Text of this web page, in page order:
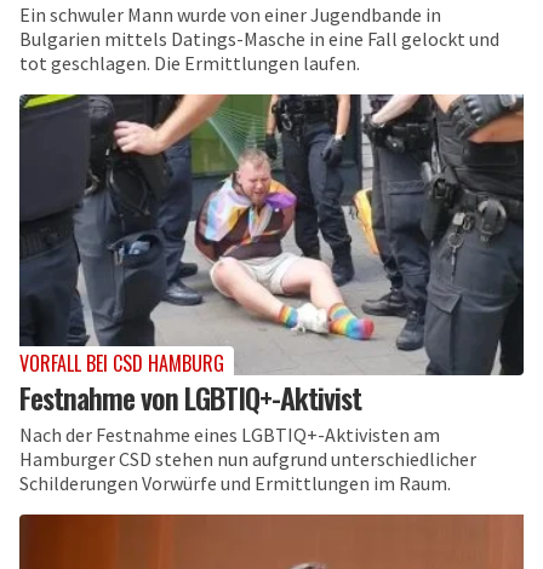
Ein schwuler Mann wurde von einer Jugendbande in
Bulgarien mittels Datings-Masche in eine Fall gelockt und
tot geschlagen. Die Ermittlungen laufen.
VORFALL BEI CSD HAMBURG
Festnahme von LGBTIQ+-Aktivist
Nach der Festnahme eines LGBTIQ+-Aktivisten am
Hamburger CSD stehen nun aufgrund unterschiedlicher
Schilderungen Vorwürfe und Ermittlungen im Raum.